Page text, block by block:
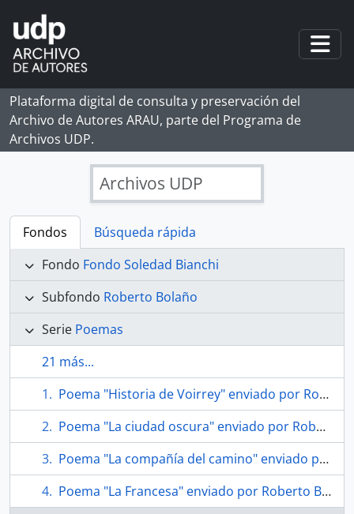
Skip to main content
Plataforma digital de consulta y preservación del
Archivo de Autores ARAU, parte del Programa de
Archivos UDP.
Archivos UDP
Fondos
Búsqueda rápida
Fondo Fondo Soledad Bianchi
Subfondo Roberto Bolaño
Serie Poemas
21 más...
Poema "Historia de Voirrey" enviado por Roberto Bolaño a Soledad Bianchi
Poema "La ciudad oscura" enviado por Roberto Bolaño a Soledad Bianchi
Poema "La compañía del camino" enviado por Roberto Bolaño a Soledad Bianchi
Poema "La Francesa" enviado por Roberto Bolaño a Soledad Bianchi